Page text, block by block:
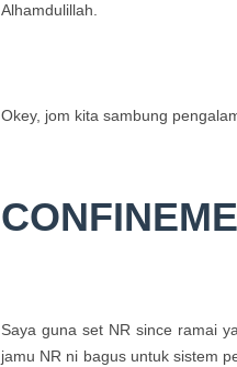
Alhamdulillah.
Okey, jom kita sambung
Saya guna set NR since ramai
jamu NR ni bagus untuk sistem